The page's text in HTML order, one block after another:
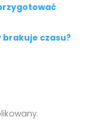
brakuje czasu?